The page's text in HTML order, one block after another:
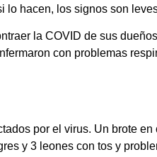
lo hacen, los signos son
la COVID de sus
con problemas
por el virus. Un brote
y 3 leones con tos y